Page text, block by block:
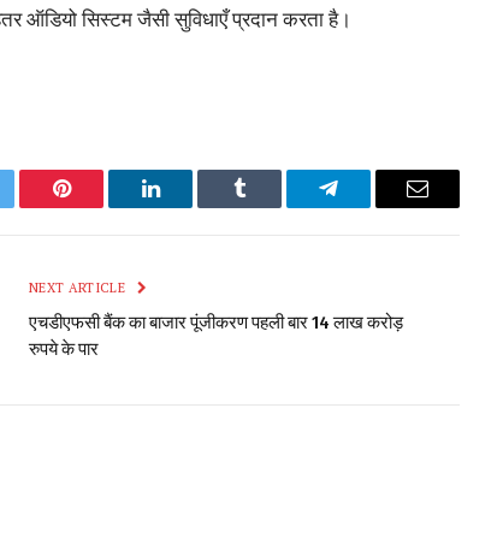
सिस्टम जैसी सुविधाएँ प्रदान करता है।
Pinterest LinkedIn Tumblr Telegram Email
NEXT ARTICLE
एचडीएफसी बैंक का बाजार पूंजीकरण पहली बार 14 लाख करोड़
रुपये के पार